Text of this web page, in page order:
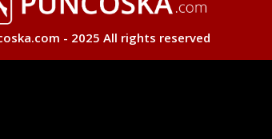
- 2025 All rights reserved